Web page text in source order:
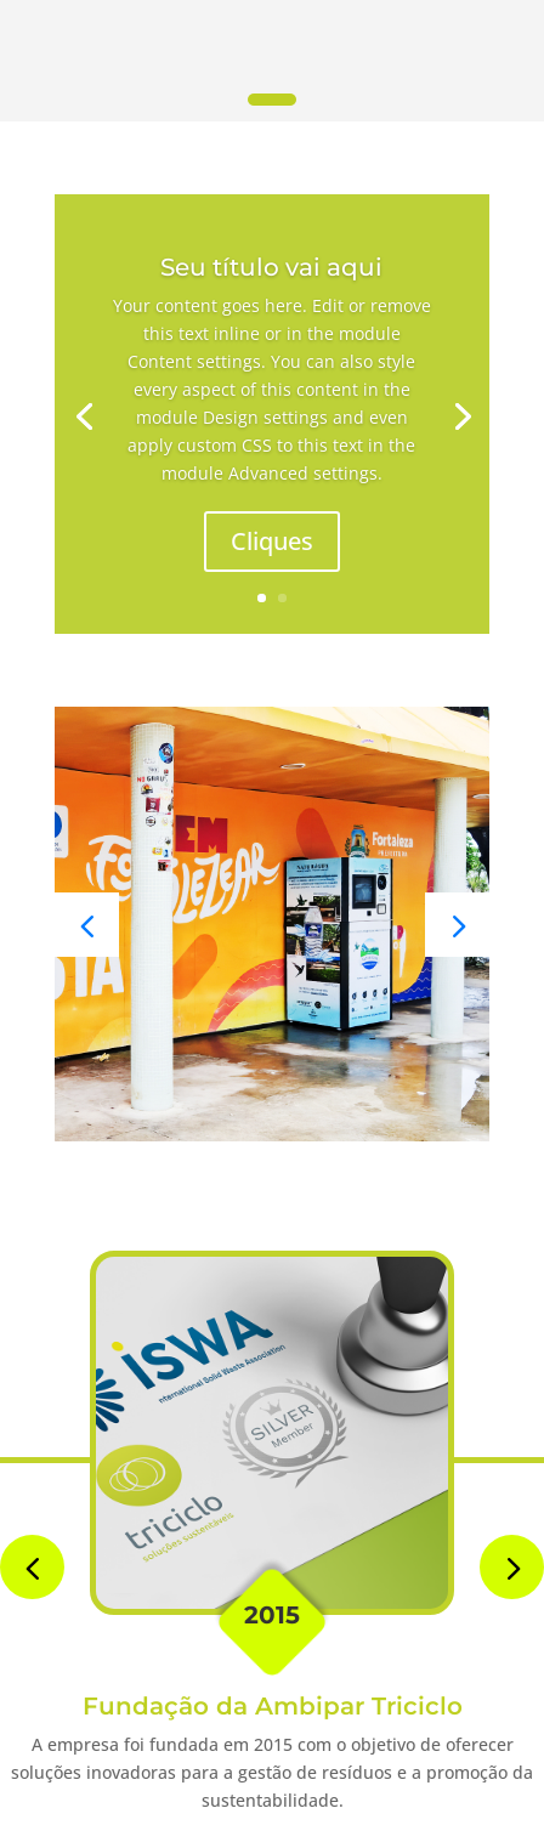
Seu título vai aqui
Your content goes here. Edit or remove
this text inline or in the module
Content settings. You can also style
every aspect of this content in the
module Design settings and even
apply custom CSS to this text in the
module Advanced settings.
Cliques
2015
Fundação da Ambipar Triciclo
A empresa foi fundada em 2015 com o objetivo de oferecer
soluções inovadoras para a gestão de resíduos e a promoção da
sustentabilidade.